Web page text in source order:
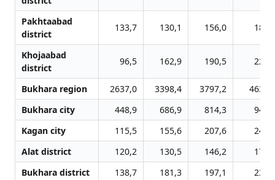
Pakhtaabad
district
133,7 130,1 156,0
Khojaabad
district
96,5 162,9 190,5
Bukhara region 2637,0 3398,4 3797,2
Bukhara city
448,9 686,9 814,3
Kagan city
115,5 155,6 207,6
Alat district
120,2 130,5 146,2
Bukhara district
138,7 181,3 197,1